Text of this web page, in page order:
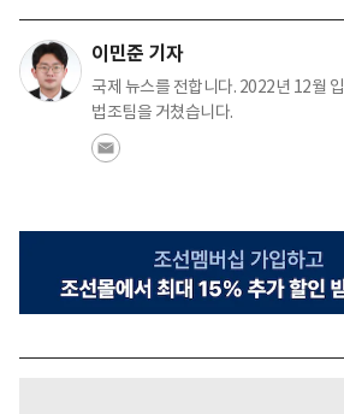
이민준 기자
국제 뉴스를 전합니다. 2022년 12월
법조팀을 거쳤습니다.